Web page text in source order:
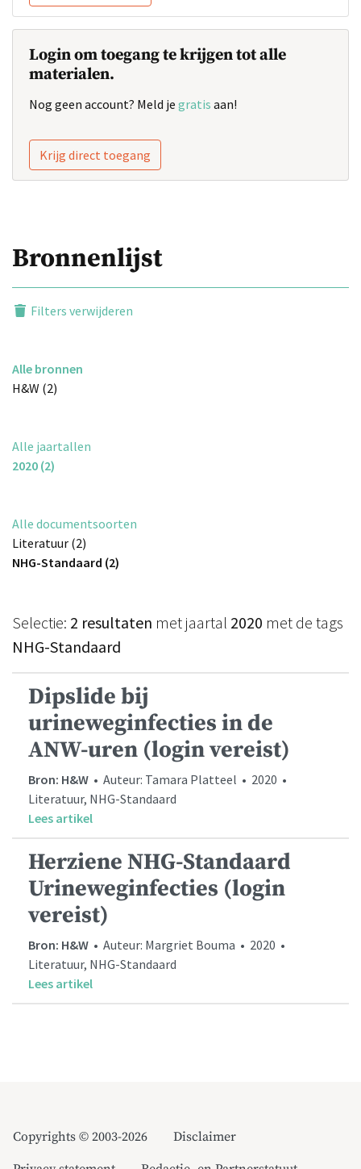
Login om toegang te krijgen tot alle
materialen.
Nog geen account? Meld je gratis aan!
Krijg direct toegang
Bronnenlijst
Filters verwijderen
Alle bronnen
H&W (2)
Alle jaartallen
2020 (2)
Alle documentsoorten
Literatuur (2)
NHG-Standaard (2)
Selectie: 2 resultaten met jaartal 2020 met de tags
NHG-Standaard
Dipslide bij
urineweginfecties in de
ANW-uren (login vereist)
Bron: H&W • Auteur: Tamara Platteel • 2020 •
Literatuur, NHG-Standaard
Lees artikel
Herziene NHG-Standaard
Urineweginfecties (login
vereist)
Bron: H&W • Auteur: Margriet Bouma • 2020 •
Literatuur, NHG-Standaard
Lees artikel
Copyrights © 2003-2026
Disclaimer